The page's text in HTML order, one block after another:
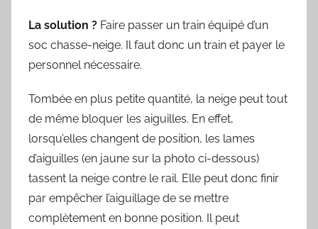
La solution ? Faire passer un train équipé d’un
soc chasse-neige. Il faut donc un train et payer le
personnel nécessaire.
Tombée en plus petite quantité, la neige peut tout
de même bloquer les aiguilles. En effet,
lorsqu’elles changent de position, les lames
d’aiguilles (en jaune sur la photo ci-dessous)
tassent la neige contre le rail. Elle peut donc finir
par empêcher l’aiguillage de se mettre
complètement en bonne position. Il peut